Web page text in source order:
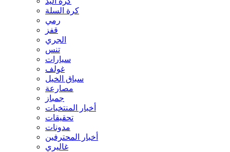
كرة السلة
رمي
قفز
الجري
تنس
سيارات
غولف
سباق الخيل
مصارعة
جمباز
أخبار المنتخبات
تحقيقات
مدونات
أخبار المحترفين
غاليري